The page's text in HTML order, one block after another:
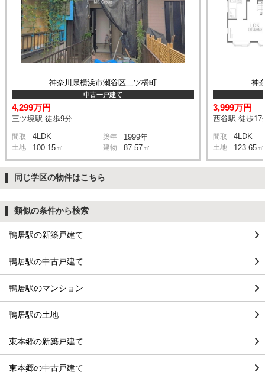
神奈川県横浜市瀬谷区二ツ橋町
中古一戸建て
4,299万円
三ツ境駅 徒歩9分
間取 4LDK 築年 1999年
土地 100.15㎡ 建物 87.57㎡
神
3,999万円
西谷駅 徒歩17
間取 4LDK
土地 123.65㎡
同じ学区の物件はこちら
類似の条件から検索
鴨居駅の新築戸建て
鴨居駅の中古戸建て
鴨居駅のマンション
鴨居駅の土地
東本郷の新築戸建て
東本郷の中古戸建て